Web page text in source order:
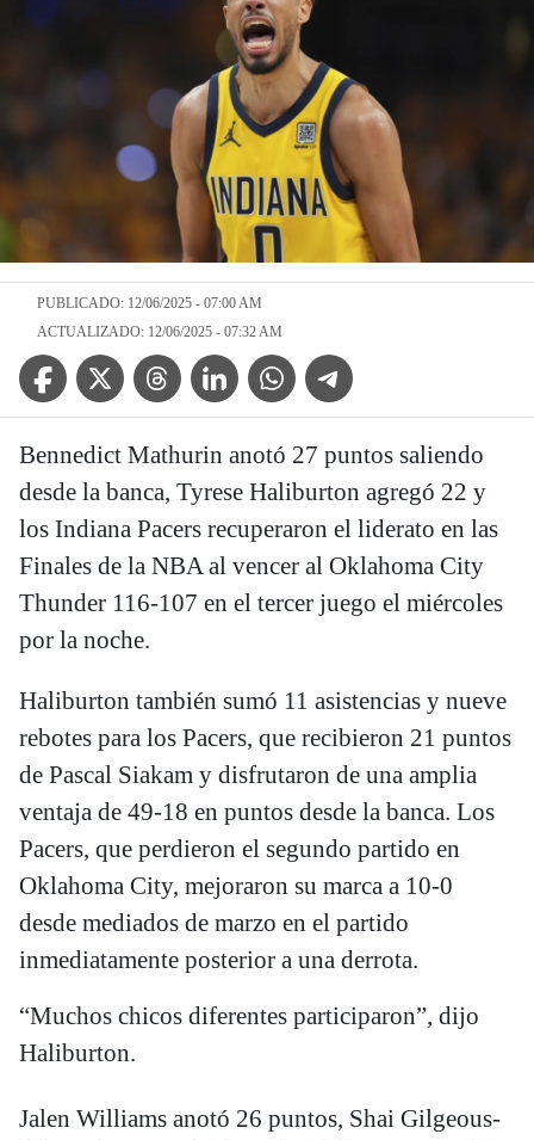
PUBLICADO: 12/06/2025 - 07:00 AM
ACTUALIZADO: 12/06/2025 - 07:32 AM
Facebook IconTwitter IconThreads IconLinkedin IconWhatsApp IconTelegram Icon
Bennedict Mathurin anotó 27 puntos saliendo
desde la banca, Tyrese Haliburton agregó 22 y
los Indiana Pacers recuperaron el liderato en las
Finales de la NBA al vencer al Oklahoma City
Thunder 116-107 en el tercer juego el miércoles
por la noche.
Haliburton también sumó 11 asistencias y nueve
rebotes para los Pacers, que recibieron 21 puntos
de Pascal Siakam y disfrutaron de una amplia
ventaja de 49-18 en puntos desde la banca. Los
Pacers, que perdieron el segundo partido en
Oklahoma City, mejoraron su marca a 10-0
desde mediados de marzo en el partido
inmediatamente posterior a una derrota.
“Muchos chicos diferentes participaron”, dijo
Haliburton.
Jalen Williams anotó 26 puntos, Shai Gilgeous-